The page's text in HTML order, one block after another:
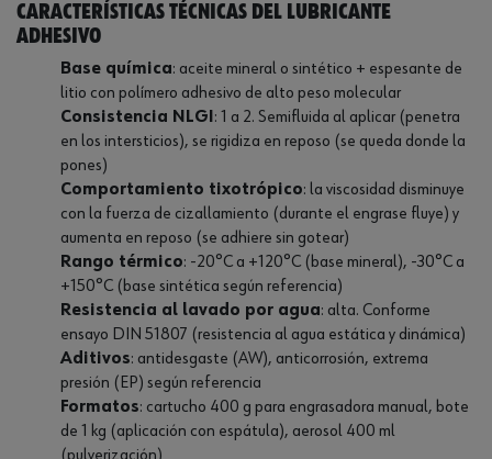
Características técnicas del lubricante
adhesivo
Base química: aceite mineral o sintético + espesante de
litio con polímero adhesivo de alto peso molecular
Consistencia NLGI : 1 a 2. Semifluida al aplicar (penetra
en los intersticios), se rigidiza en reposo (se queda donde la
pones)
Comportamiento tixotrópico: la viscosidad disminuye
con la fuerza de cizallamiento (durante el engrase fluye) y
aumenta en reposo (se adhiere sin gotear)
Rango térmico: -20°C a +120°C (base mineral), -30°C a
+150°C (base sintética según referencia)
Resistencia al lavado por agua: alta. Conforme
ensayo DIN 51807 (resistencia al agua estática y dinámica)
Aditivos: antidesgaste (AW), anticorrosión, extrema
presión (EP) según referencia
Formatos: cartucho 400 g para engrasadora manual, bote
de 1 kg (aplicación con espátula), aerosol 400 ml